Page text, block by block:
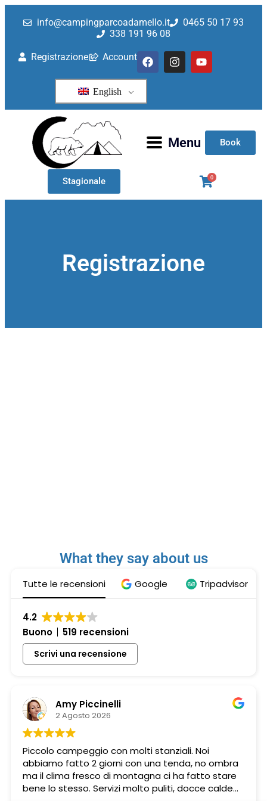
Registrazione
info@campingparcoadamello.it
0465 50 17 93
338 191 96 08
Registrazione Account
English
Menu Book
Stagionale 0
Registrazione
What they say about us
Tutte le recensioni Google Tripadvisor
4.2
Buono
519 recensioni
Scrivi una recensione
Amy Piccinelli
2 Agosto 2026
Piccolo campeggio con molti stanziali. Noi
abbiamo fatto 2 giorni con una tenda, no ombra
ma il clima fresco di montagna ci ha fatto stare
bene lo stesso. Servizi molto puliti, docce calde